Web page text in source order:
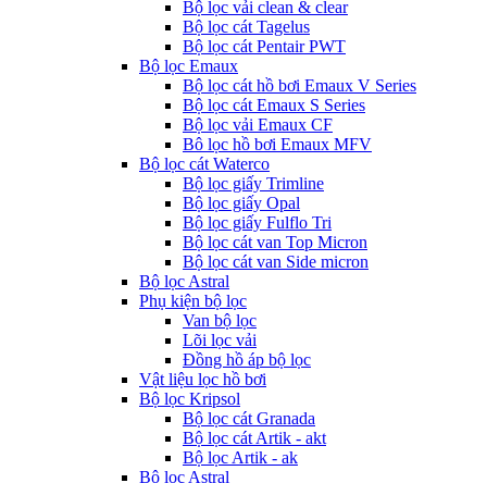
Bộ lọc vải clean & clear
Bộ lọc cát Tagelus
Bộ lọc cát Pentair PWT
Bộ lọc Emaux
Bộ lọc cát hồ bơi Emaux V Series
Bộ lọc cát Emaux S Series
Bộ lọc vải Emaux CF
Bô lọc hồ bơi Emaux MFV
Bộ lọc cát Waterco
Bộ lọc giấy Trimline
Bộ lọc giấy Opal
Bộ lọc giấy Fulflo Tri
Bộ lọc cát van Top Micron
Bộ lọc cát van Side micron
Bộ lọc Astral
Phụ kiện bộ lọc
Van bộ lọc
Lõi lọc vải
Đồng hồ áp bộ lọc
Vật liệu lọc hồ bơi
Bộ lọc Kripsol
Bộ lọc cát Granada
Bộ lọc cát Artik - akt
Bộ lọc Artik - ak
Bộ lọc Astral